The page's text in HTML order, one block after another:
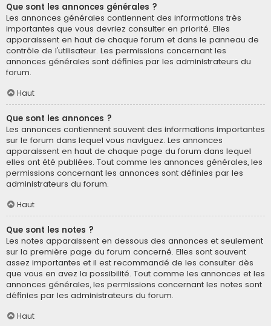
Que sont les annonces générales ?
Les annonces générales contiennent des informations très
importantes que vous devriez consulter en priorité. Elles
apparaissent en haut de chaque forum et dans le panneau de
contrôle de l’utilisateur. Les permissions concernant les
annonces générales sont définies par les administrateurs du
forum.
Haut
Que sont les annonces ?
Les annonces contiennent souvent des informations importantes
sur le forum dans lequel vous naviguez. Les annonces
apparaissent en haut de chaque page du forum dans lequel
elles ont été publiées. Tout comme les annonces générales, les
permissions concernant les annonces sont définies par les
administrateurs du forum.
Haut
Que sont les notes ?
Les notes apparaissent en dessous des annonces et seulement
sur la première page du forum concerné. Elles sont souvent
assez importantes et il est recommandé de les consulter dès
que vous en avez la possibilité. Tout comme les annonces et les
annonces générales, les permissions concernant les notes sont
définies par les administrateurs du forum.
Haut